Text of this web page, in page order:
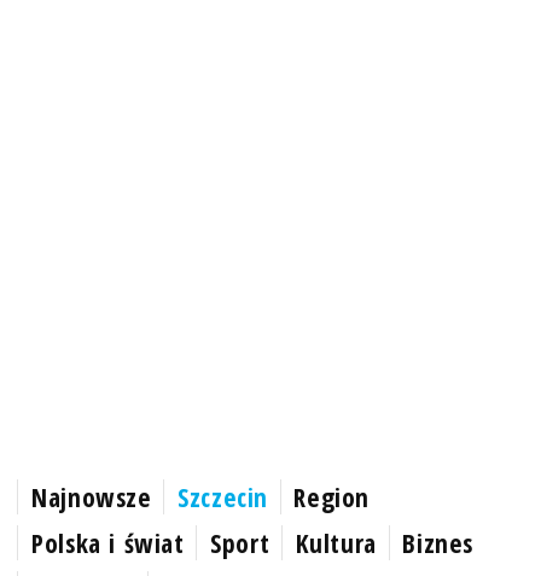
Najnowsze Szczecin
Region
Polska i świat
Sport Kultura
Biznes